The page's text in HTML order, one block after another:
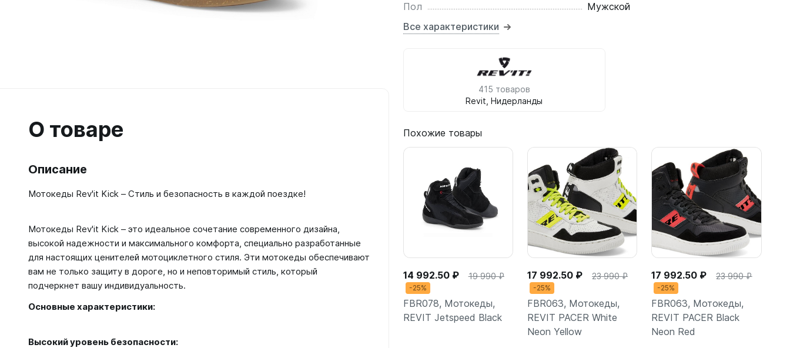
Пол
Мужской
Все характеристики
415 товаров
Revit, Нидерланды
Похожие товары
14 992.50 ₽ 19 990 ₽
-25%
FBR078, Мотокеды,
REVIT Jetspeed Black
17 992.50 ₽ 23 990 ₽
-25%
FBR063, Мотокеды,
REVIT PACER White
Neon Yellow
17 992.50 ₽ 23 990 ₽
-25%
FBR063, Мотокеды,
REVIT PACER Black
Neon Red
О товаре
Описание
Мотокеды Rev'it Kick – Стиль и безопасность в каждой поездке!
Мотокеды Rev'it Kick – это идеальное сочетание современного дизайна,
высокой надежности и максимального комфорта, специально разработанные
для настоящих ценителей мотоциклетного стиля. Эти мотокеды обеспечивают
вам не только защиту в дороге, но и неповторимый стиль, который
подчеркнет вашу индивидуальность.
Основные характеристики:
Высокий уровень безопасности: